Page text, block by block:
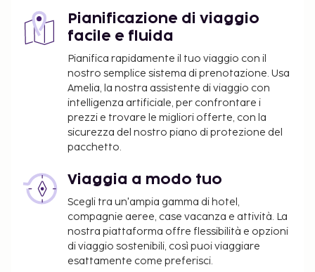
Letto aggiuntivo: 30.0 USD al giorno
Tariffe e depositi potrebbero non includere le tasse
e sono soggetti a modifiche.
È possibile richiedere camere attigue o
comunicanti (previa disponibilità) contattando
la struttura al numero riportato nella conferma
Per informazioni sulla politica sulla privacy di
Best Western, visita
www.bestwestern.com/privacy.
Pianificazione di viaggio
facile e fluida
Pianifica rapidamente il tuo viaggio con il
nostro semplice sistema di prenotazione. Usa
Amelia, la nostra assistente di viaggio con
intelligenza artificiale, per confrontare i
prezzi e trovare le migliori offerte, con la
sicurezza del nostro piano di protezione del
pacchetto.
Viaggia a modo tuo
Scegli tra un'ampia gamma di hotel,
compagnie aeree, case vacanza e attività. La
nostra piattaforma offre flessibilità e opzioni
di viaggio sostenibili, così puoi viaggiare
esattamente come preferisci.